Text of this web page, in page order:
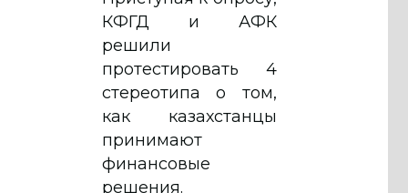
КФГД и АФК
решили
протестировать 4
стереотипа о том,
как казахстанцы
принимают
финансовые
решения.